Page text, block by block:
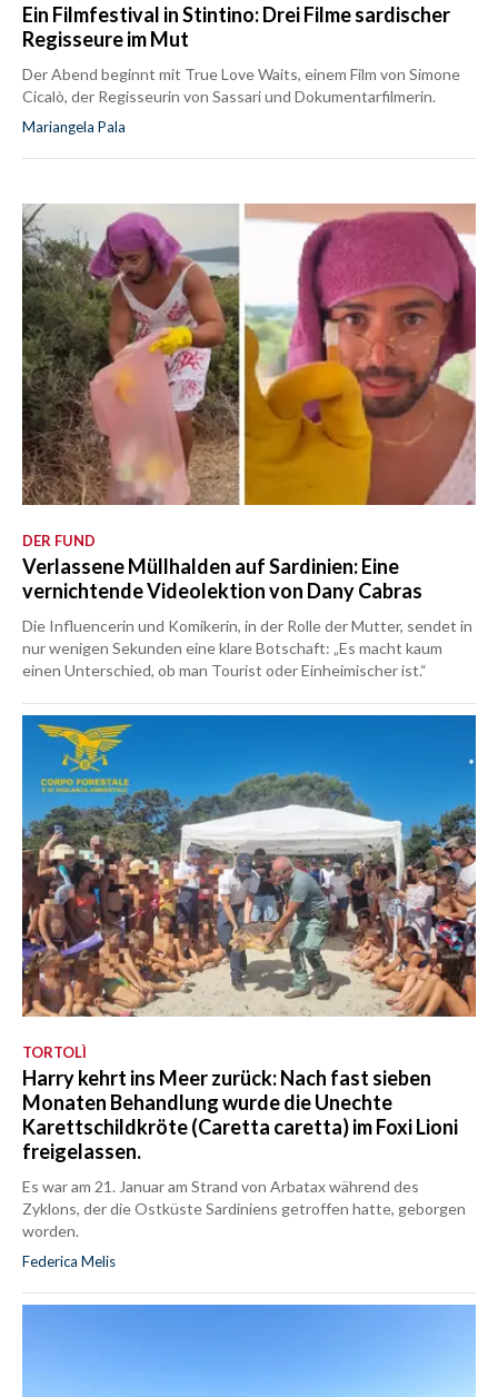
Ein Filmfestival in Stintino: Drei Filme sardischer
Regisseure im Mut
Der Abend beginnt mit True Love Waits, einem Film von Simone
Cicalò, der Regisseurin von Sassari und Dokumentarfilmerin.
Mariangela Pala
DER FUND
Verlassene Müllhalden auf Sardinien: Eine
vernichtende Videolektion von Dany Cabras
Die Influencerin und Komikerin, in der Rolle der Mutter, sendet in
nur wenigen Sekunden eine klare Botschaft: „Es macht kaum
einen Unterschied, ob man Tourist oder Einheimischer ist.“
TORTOLÌ
Harry kehrt ins Meer zurück: Nach fast sieben
Monaten Behandlung wurde die Unechte
Karettschildkröte (Caretta caretta) im Foxi Lioni
freigelassen.
Es war am 21. Januar am Strand von Arbatax während des
Zyklons, der die Ostküste Sardiniens getroffen hatte, geborgen
worden.
Federica Melis